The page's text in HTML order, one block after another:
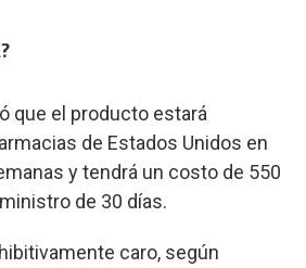
que el producto estará
de Estados Unidos en
y tendrá un costo de 550
de 30 días.
caro, según